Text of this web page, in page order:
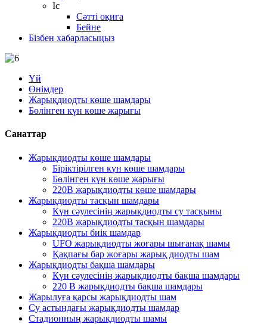
Іс
Сәтті оқиға
Бейне
Бізбен хабарласыңыз
Үй
Өнімдер
Жарықдиодты көше шамдары
Бөлінген күн көше жарығы
Санаттар
Жарықдиодты көше шамдары
Біріктірілген күн көше шамдары
Бөлінген күн көше жарығы
220В жарықдиодты көше шамдары
Жарықдиодты тасқын шамдары
Күн сәулесінің жарықдиодты су тасқыны
220В жарықдиодты тасқын шамдары
Жарықдиодты биік шамдар
UFO жарықдиодты жоғары шығанақ шамы
Қақпағы бар жоғары жарық диодты шам
Жарықдиодты бақша шамдары
Күн сәулесінің жарықдиодты бақша шамдары
220 В жарықдиодты бақша шамдары
Жарылуға қарсы жарықдиодты шам
Су астындағы жарықдиодты шамдар
Стадионның жарықдиодты шамы